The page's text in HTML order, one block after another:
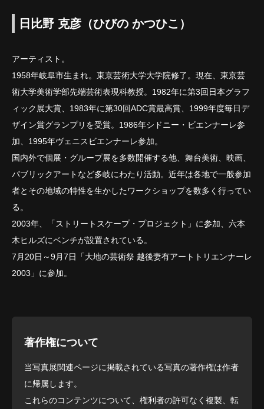
日比野 克彦（ひびの かつひこ）
アーティスト。
1958年岐阜市生まれ。東京芸術大学大学院修了。現在、東京芸
術大学美術学部先端芸術表現科教授。1982年に第3回日本グラフ
ィック展大賞、1983年に第30回ADC賞最高賞、1999年度毎日デ
ザイン賞グランプリを受賞。1986年シドニー・ビエンナーレ参
加、1995年ヴェニスビエンナーレ参加。
国内外で個展・グループ展を多数開催する他、舞台美術、映画、
パブリックアートなど多岐にわたり活動。近年は各地で一般参加
者とその地域の特性を生かしたワークショップを数多く行ってい
る。
2003年、「ストリートスケープ・プロジェクト」に参加、六本
木ヒルズにベンチが設置されている。
7月20日～9月7日「大地の芸術祭 越後妻有アートトリエンナーレ
2003」に参加。
著作権について
当写真展関連ページに掲載されている写真の著作権は作者
に帰属します。
これらのコンテンツについて、権利者の許可なく複製、転